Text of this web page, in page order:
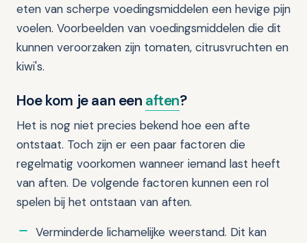
eten van scherpe voedingsmiddelen een hevige pijn
voelen. Voorbeelden van voedingsmiddelen die dit
kunnen veroorzaken zijn tomaten, citrusvruchten en
kiwi's.
Hoe kom je aan een aften?
Het is nog niet precies bekend hoe een afte
ontstaat. Toch zijn er een paar factoren die
regelmatig voorkomen wanneer iemand last heeft
van aften. De volgende factoren kunnen een rol
spelen bij het ontstaan van aften.
Verminderde lichamelijke weerstand. Dit kan